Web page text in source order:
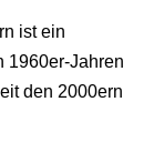
ist ein
1960er-Jahren
den 2000ern